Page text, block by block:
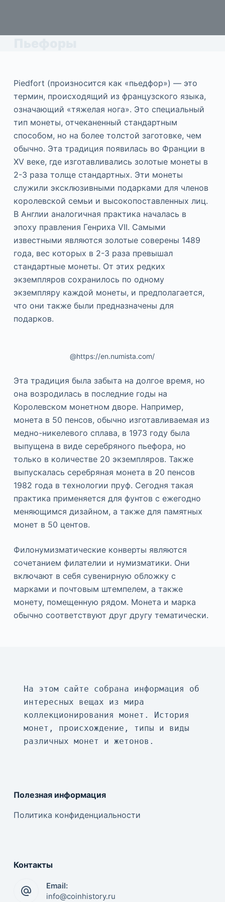
Piedfort (произносится как «пьедфор») — это
термин, происходящий из французского языка,
означающий «тяжелая нога». Это специальный
тип монеты, отчеканенный стандартным
способом, но на более толстой заготовке, чем
обычно. Эта традиция появилась во Франции в
XV веке, где изготавливались золотые монеты в
2-3 раза толще стандартных. Эти монеты
служили эксклюзивными подарками для членов
королевской семьи и высокопоставленных лиц.
В Англии аналогичная практика началась в
эпоху правления Генриха VII. Самыми
известными являются золотые соверены 1489
года, вес которых в 2-3 раза превышал
стандартные монеты. От этих редких
экземпляров сохранилось по одному
экземпляру каждой монеты, и предполагается,
что они также были предназначены для
подарков.
@https://en.numista.com/
Эта традиция была забыта на долгое время, но
она возродилась в последние годы на
Королевском монетном дворе. Например,
монета в 50 пенсов, обычно изготавливаемая из
медно-никелевого сплава, в 1973 году была
выпущена в виде серебряного пьефора, но
только в количестве 20 экземпляров. Также
выпускалась серебряная монета в 20 пенсов
1982 года в технологии пруф. Сегодня такая
практика применяется для фунтов с ежегодно
меняющимся дизайном, а также для памятных
монет в 50 центов.
Филонумизматические конверты являются
сочетанием филателии и нумизматики. Они
включают в себя сувенирную обложку с
марками и почтовым штемпелем, а также
монету, помещенную рядом. Монета и марка
обычно соответствуют друг другу тематически.
На этом сайте собрана информация об
интересных вещах из мира
коллекционирования монет. История
монет, происхождение, типы и виды
различных монет и жетонов.
Полезная информация
Политика конфиденциальности
Контакты
Email:
info@coinhistory.ru